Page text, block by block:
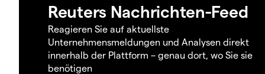
Reuters Nachrichten-Feed
Reagieren Sie auf aktuellste
Unternehmensmeldungen und Analysen direkt
innerhalb der Plattform – genau dort, wo Sie sie
benötigen